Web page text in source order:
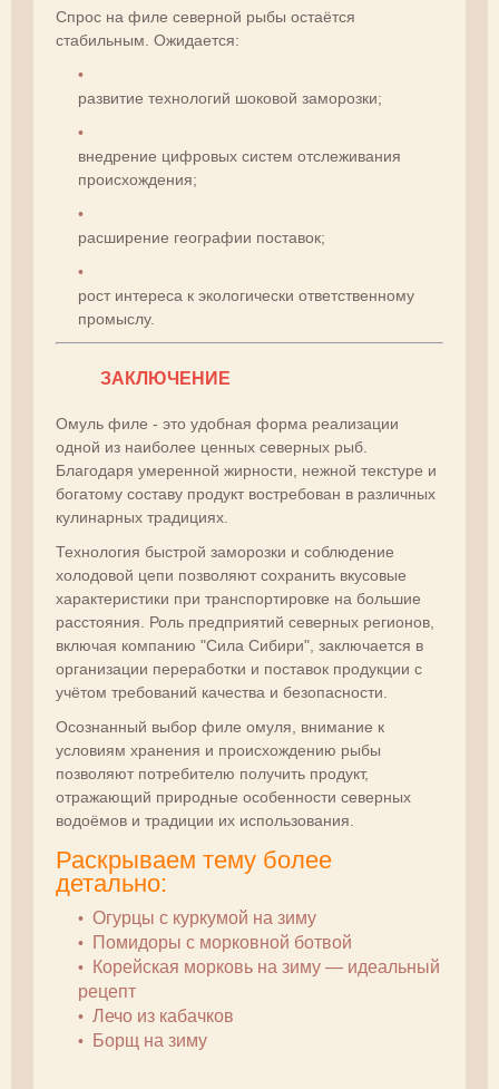
Спрос на филе северной рыбы остаётся
стабильным. Ожидается:
развитие технологий шоковой заморозки;
внедрение цифровых систем отслеживания
происхождения;
расширение географии поставок;
рост интереса к экологически ответственному
промыслу.
ЗАКЛЮЧЕНИЕ
Омуль филе - это удобная форма реализации
одной из наиболее ценных северных рыб.
Благодаря умеренной жирности, нежной текстуре и
богатому составу продукт востребован в различных
кулинарных традициях.
Технология быстрой заморозки и соблюдение
холодовой цепи позволяют сохранить вкусовые
характеристики при транспортировке на большие
расстояния. Роль предприятий северных регионов,
включая компанию "Сила Сибири", заключается в
организации переработки и поставок продукции с
учётом требований качества и безопасности.
Осознанный выбор филе омуля, внимание к
условиям хранения и происхождению рыбы
позволяют потребителю получить продукт,
отражающий природные особенности северных
водоёмов и традиции их использования.
Раскрываем тему более
детально:
Огурцы с куркумой на зиму
Помидоры с морковной ботвой
Корейская морковь на зиму — идеальный
рецепт
Лечо из кабачков
Борщ на зиму